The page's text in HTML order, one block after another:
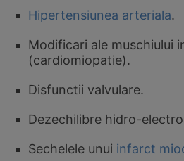
Hipertensiunea arteriala.
Modificari ale muschiului
(cardiomiopatie).
Disfunctii valvulare.
Dezechilibre hidro-
Sechelele unui infarct